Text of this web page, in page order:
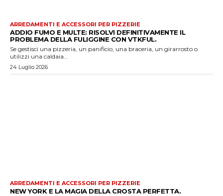
ARREDAMENTI E ACCESSORI PER PIZZERIE
ADDIO FUMO E MULTE: RISOLVI DEFINITIVAMENTE IL
PROBLEMA DELLA FULIGGINE CON VTKFUL.
Se gestisci una pizzeria, un panificio, una braceria, un girarrosto o
utilizzi una caldaia...
24 Luglio 2026
ARREDAMENTI E ACCESSORI PER PIZZERIE
NEW YORK E LA MAGIA DELLA CROSTA PERFETTA.